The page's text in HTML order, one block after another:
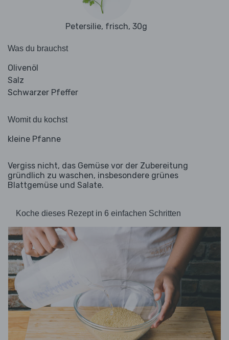
Petersilie, frisch, 30g
Was du brauchst
Olivenöl
Salz
Schwarzer Pfeffer
Womit du kochst
kleine Pfanne
Vergiss nicht, das Gemüse vor der Zubereitung
gründlich zu waschen, insbesondere grünes
Blattgemüse und Salate.
Koche dieses Rezept in 6 einfachen Schritten